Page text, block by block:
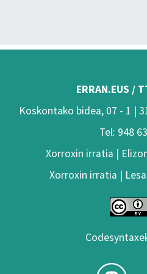
ERRAN.EUS /
Koskontako bidea, 07 - 1 |
Tel: 948
Xorroxin irratia |
Xorroxin irratia |